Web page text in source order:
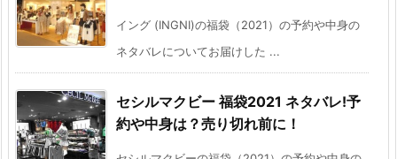
イング (INGNI)の福袋（2021）の予約や中身の
ネタバレについてお届けした ...
セシルマクビー 福袋2021 ネタバレ!予
約や中身は？売り切れ前に！